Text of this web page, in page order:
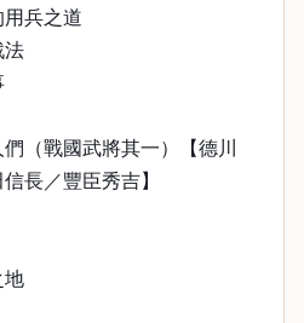
兵之道
法
（戰國武將其一）【德川
長／豐臣秀吉】
地